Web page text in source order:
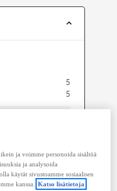
5
5
ja voimme personoida sisältöä
ja analysoida
käytät sivustoamme sosiaalisen
kanssa.
Katso lisätietoja